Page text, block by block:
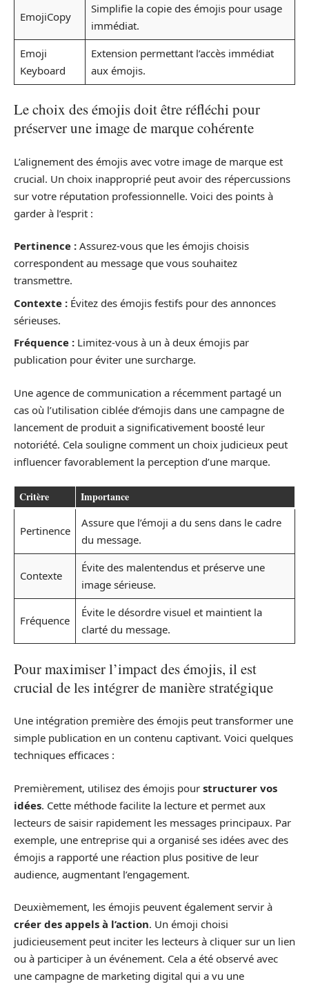
EmojiCopy
Simplifie la copie des émojis pour usage
immédiat.
Emoji
Keyboard
Extension permettant l’accès immédiat
aux émojis.
Le choix des émojis doit être réfléchi pour
préserver une image de marque cohérente
L’alignement des émojis avec votre image de marque est
crucial. Un choix inapproprié peut avoir des répercussions
sur votre réputation professionnelle. Voici des points à
garder à l’esprit :
Pertinence : Assurez-vous que les émojis choisis
correspondent au message que vous souhaitez
transmettre.
Contexte : Évitez des émojis festifs pour des annonces
sérieuses.
Fréquence : Limitez-vous à un à deux émojis par
publication pour éviter une surcharge.
Une agence de communication a récemment partagé un
cas où l’utilisation ciblée d’émojis dans une campagne de
lancement de produit a significativement boosté leur
notoriété. Cela souligne comment un choix judicieux peut
influencer favorablement la perception d’une marque.
Critère Importance
Pertinence
Assure que l’émoji a du sens dans le cadre
du message.
Contexte
Évite des malentendus et préserve une
image sérieuse.
Fréquence
Évite le désordre visuel et maintient la
clarté du message.
Pour maximiser l’impact des émojis, il est
crucial de les intégrer de manière stratégique
Une intégration première des émojis peut transformer une
simple publication en un contenu captivant. Voici quelques
techniques efficaces :
Premièrement, utilisez des émojis pour structurer vos
idées. Cette méthode facilite la lecture et permet aux
lecteurs de saisir rapidement les messages principaux. Par
exemple, une entreprise qui a organisé ses idées avec des
émojis a rapporté une réaction plus positive de leur
audience, augmentant l’engagement.
Deuxièmement, les émojis peuvent également servir à
créer des appels à l’action. Un émoji choisi
judicieusement peut inciter les lecteurs à cliquer sur un lien
ou à participer à un événement. Cela a été observé avec
une campagne de marketing digital qui a vu une